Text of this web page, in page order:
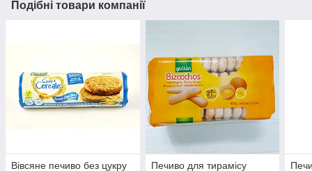
Подібні товари компанії
Вівсяне печиво без цукру
Печиво для тирамісу